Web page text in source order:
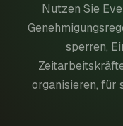
Nutzen Sie
sperren,
organisieren, für